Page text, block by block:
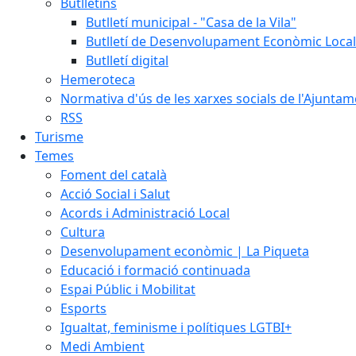
Butlletí municipal - "Casa de la Vila"
Butlletí de Desenvolupament Econòmic Local
Butlletí digital
Hemeroteca
Normativa d'ús de les xarxes socials de
RSS
Turisme
Temes
Foment del català
Acció Social i Salut
Acords i Administració Local
Cultura
Desenvolupament econòmic | La Piqueta
Educació i formació continuada
Espai Públic i Mobilitat
Esports
Igualtat, feminisme i polítiques LGTBI+
Medi Ambient